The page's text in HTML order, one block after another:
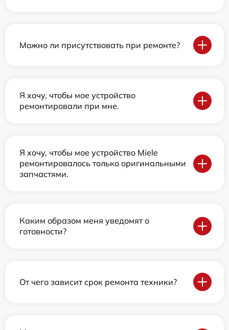
Можно ли присутствовать при ремонте?
Я хочу, чтобы мое устройство
ремонтировали при мне.
Я хочу, чтобы мое устройство Miele
ремонтировалось только оригинальными
запчастями.
Каким образом меня уведомят о
готовности?
От чего зависит срок ремонта техники?